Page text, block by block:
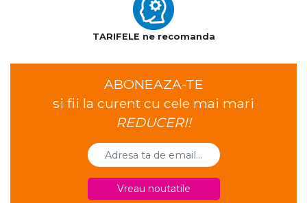
TARIFELE ne recomanda
ABONEAZA-TE
si fii la curent cu cele mai mari
REDUCERI!
Vreau noutatile